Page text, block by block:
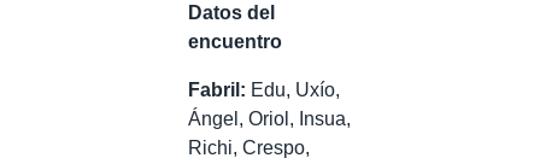
Datos del
encuentro
Fabril: Edu, Uxío,
Ángel, Oriol, Insua,
Richi, Crespo,